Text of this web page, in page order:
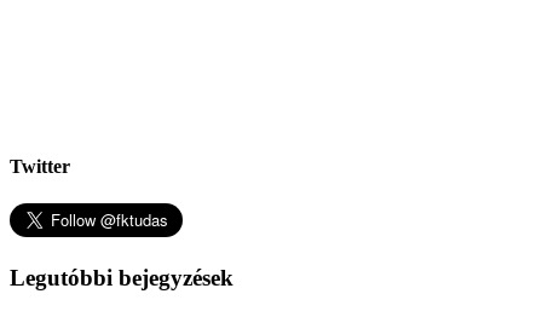
Twitter
Legutóbbi bejegyzések